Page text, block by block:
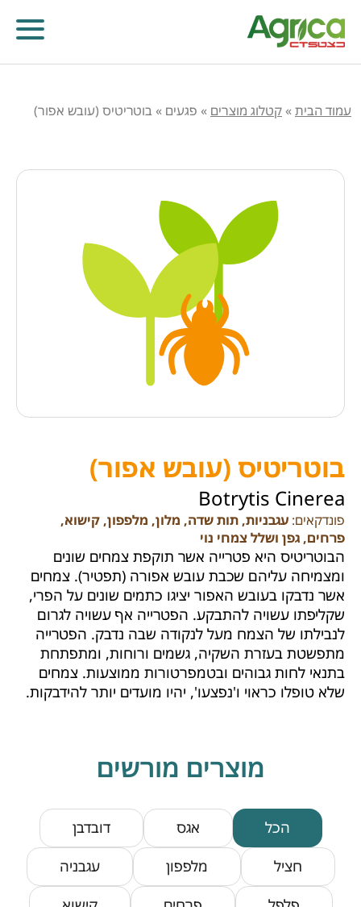
קוטלי עשבים
קוטלי מחלות
קוטלי חרקים
דישון עלוותי וביוסטימולנטים
שונות
עמוד הבית»קטלוג מוצרים » פגעים »בוטריטיס (עובש אפור)
בוטריטיס (עובש אפור)
Botrytis Cinerea
פונדקאים: עגבניות, תות שדה, מלון, מלפפון, קישוא,
פרחים, גפן ושלל צמחי נוי
הבוטריטיס היא פטרייה אשר תוקפת צמחים שונים
ומצמיחה עליהם שכבת עובש אפורה (תפטיר). צמחים
אשר נדבקו בעובש האפור יציגו כתמים שונים על הפרי,
שקליפתו עשויה להתבקע. הפטרייה אף עשויה לגרום
לנבילתו של הצמח מעל לנקודה שבה נדבק. הפטרייה
מתפשטת בעזרת השקיה, גשמים ורוחות, ומתפתחת
בתנאי לחות גבוהים ובטמפרטורות ממוצעות. צמחים
שלא טופלו כראוי ו'נפצעו', יהיו מועדים יותר להידבקות.
מוצרים מורשים
הכל אגס
דובדבן
חציל
מלפפון
עגבניה